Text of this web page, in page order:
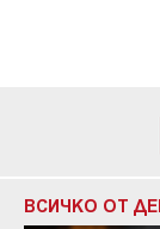
ВСИЧКО ОТ